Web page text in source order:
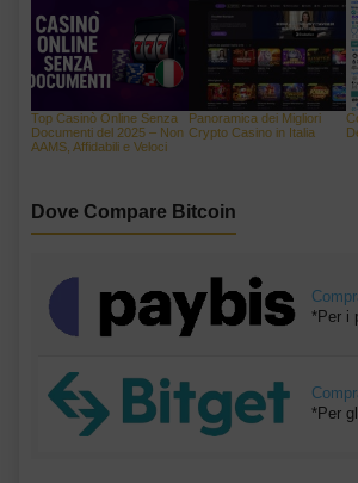
Top Casinò Online Senza
Documenti del 2025 – Non
AAMS, Affidabili e Veloci
Panoramica dei Migliori
Crypto Casino in Italia
Dove Compare Bitcoin
*Per i
*Per